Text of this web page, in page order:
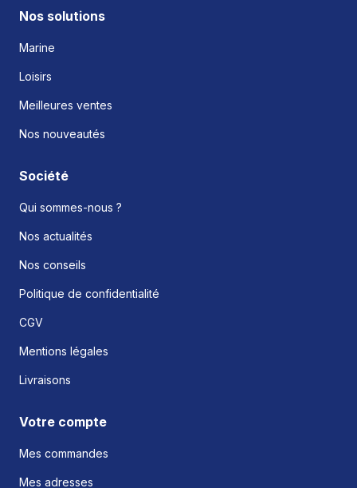
Nos solutions
Marine
Loisirs
Meilleures ventes
Nos nouveautés
Société
Qui sommes-nous ?
Nos actualités
Nos conseils
Politique de confidentialité
CGV
Mentions légales
Livraisons
Votre compte
Mes commandes
Mes adresses